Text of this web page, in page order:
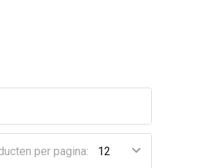
per pagina: